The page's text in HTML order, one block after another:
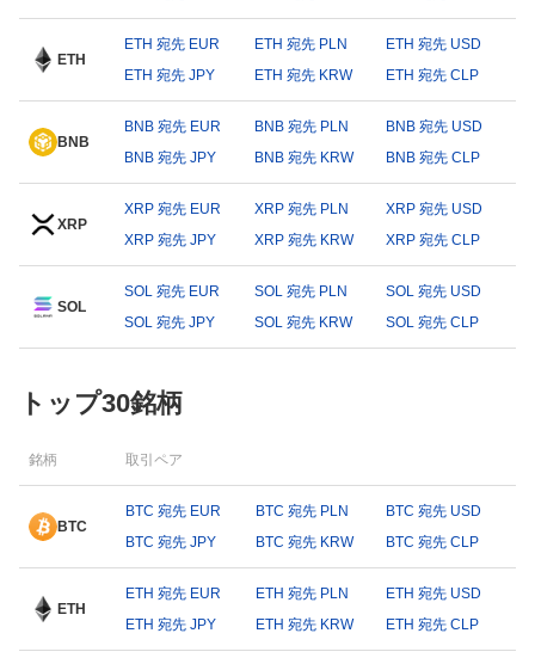
ETH
ETH 宛先 EUR ETH 宛先 PLN
ETH 宛先 USD
ETH 宛先 JPY
ETH 宛先 KRW ETH 宛先 CLP
BNB
BNB 宛先 EUR BNB 宛先 PLN
BNB 宛先 USD
BNB 宛先 JPY
BNB 宛先 KRW BNB 宛先 CLP
XRP
XRP 宛先 EUR XRP 宛先 PLN
XRP 宛先 USD
XRP 宛先 JPY
XRP 宛先 KRW XRP 宛先 CLP
SOL
SOL 宛先 EUR SOL 宛先 PLN
SOL 宛先 USD
SOL 宛先 JPY
SOL 宛先 KRW SOL 宛先 CLP
トップ30銘柄
銘柄 取引ペア
BTC
BTC 宛先 EUR BTC 宛先 PLN
BTC 宛先 USD
BTC 宛先 JPY
BTC 宛先 KRW BTC 宛先 CLP
ETH
ETH 宛先 EUR ETH 宛先 PLN
ETH 宛先 USD
ETH 宛先 JPY
ETH 宛先 KRW ETH 宛先 CLP